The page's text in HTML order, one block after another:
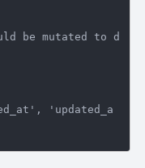
,
'updated_a